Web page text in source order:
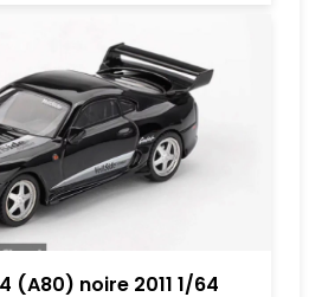
(A80) noire 2011 1/64